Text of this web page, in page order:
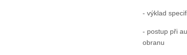
- výklad
- postup při
obranu